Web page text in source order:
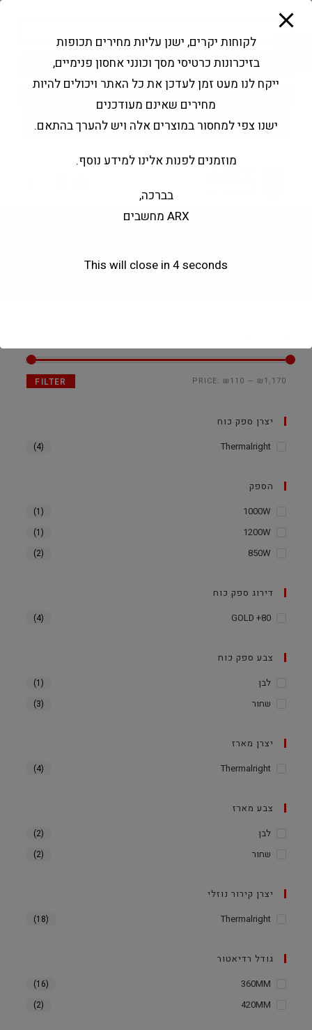
פתח סרגל נגישות
Products
search
החשבון שלי בקשה להצעה
Products
>
Thermalright
FILTER PRICE: ₪110 — ₪1,170
יצרן ספק כוח
Thermalright
(4)
הספק
1000W
(1)
1200W
(1)
850W
(2)
דירוג ספק כוח
80+ GOLD
(4)
צבע ספק כוח
לבן
(1)
שחור (3)
יצרן מארז
Thermalright
(4)
צבע מארז
לבן
(2)
שחור (2)
יצרן קירור נוזלי
Thermalright
(18)
גודל רדיאטור
360MM
(16)
420MM
(2)
לקוחות יקרים, ישנן עליות מחירים תכופות
בזיכרונות כרטיסי מסך וכונני אחסון פנימיים,
ייקח לנו מעט זמן לעדכן את כל האתר ויכולים להיות
מחירים שאינם מעודכנים
ישנו צפי למחסור במוצרים אלה ויש להערך בהתאם.
מוזמנים לפנות אלינו למידע נוסף.
בברכה,
ARX מחשבים
This will close in 3seconds